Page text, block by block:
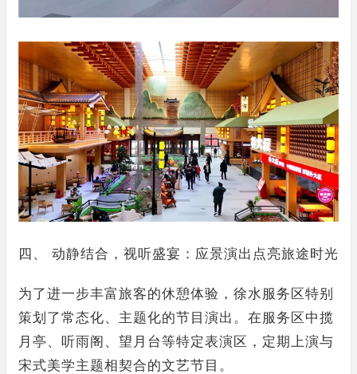
四、 动静结合，视听盛宴：应景演出点亮旅途时光
为了进一步丰富旅客的休憩体验，徐水服务区特别
策划了常态化、主题化的节目演出。在服务区中揽
月亭、听雨阁、望月台等特定表演区，定期上演与
宋式美学主题相契合的文艺节目。